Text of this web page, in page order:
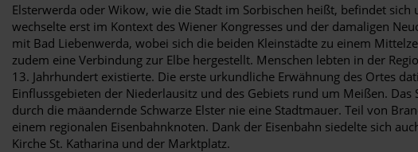
Elsterwerda oder Wikow, wie die Stadt im Sorbischen heißt, befindet
wechselte erst im Kontext des Wiener Kongresses und der damaligen
mit Bad Liebenwerda, wobei sich die beiden Kleinstädte zu einem
zudem eine Verbindung zur Elbe hergestellt. Menschen lebten in der
13. Jahrhundert existierte. Die erste urkundliche Erwähnung des Ortes
Einflussgebieten der Niederlausitz und des Gebiets rund um Meißen.
durch die mäandernde Schwarze Elster nie eine Stadtmauer. Teil von
einem regionalen Eisenbahnknoten. Dank der Eisenbahn siedelte sich
Kirche St. Katharina und der Marktplatz.